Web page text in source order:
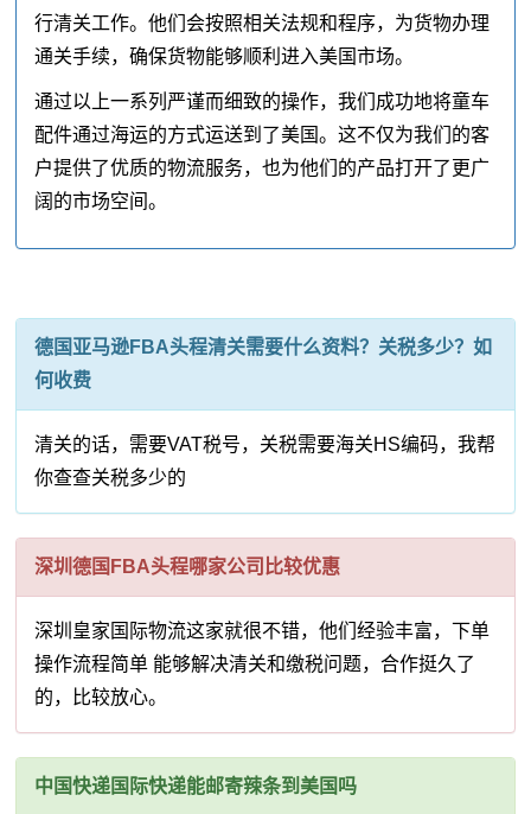
行清关工作。他们会按照相关法规和程序，为货物办理
通关手续，确保货物能够顺利进入美国市场。
通过以上一系列严谨而细致的操作，我们成功地将童车
配件通过海运的方式运送到了美国。这不仅为我们的客
户提供了优质的物流服务，也为他们的产品打开了更广
阔的市场空间。
德国亚马逊FBA头程清关需要什么资料？关税多少？如
何收费
清关的话，需要VAT税号，关税需要海关HS编码，我帮
你查查关税多少的
深圳德国FBA头程哪家公司比较优惠
深圳皇家国际物流这家就很不错，他们经验丰富，下单
操作流程简单 能够解决清关和缴税问题，合作挺久了
的，比较放心。
中国快递国际快递能邮寄辣条到美国吗